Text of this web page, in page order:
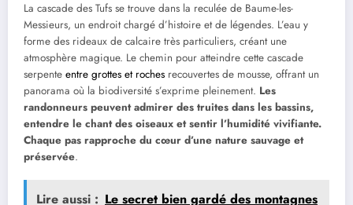
La cascade des Tufs se trouve dans la reculée de Baume-les-
Messieurs, un endroit chargé d’histoire et de légendes. L’eau y
forme des rideaux de calcaire très particuliers, créant une
atmosphère magique. Le chemin pour atteindre cette cascade
serpente entre grottes et roches recouvertes de mousse, offrant un
panorama où la biodiversité s’exprime pleinement. Les
randonneurs peuvent admirer des truites dans les bassins,
entendre le chant des oiseaux et sentir l’humidité vivifiante.
Chaque pas rapproche du cœur d’une nature sauvage et
préservée.
Lire aussi : Le secret bien gardé des montagnes